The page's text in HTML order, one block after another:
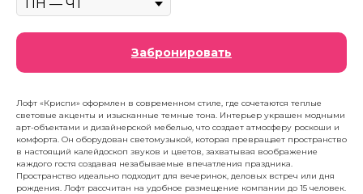
Забронировать
Лофт «Криспи» оформлен в современном стиле, где сочетаются теплые
световые акценты и изысканные темные тона. Интерьер украшен модными
арт-объектами и дизайнерской мебелью, что создает атмосферу роскоши и
комфорта. Он оборудован светомузыкой, которая превращает пространство
в настоящий калейдоскоп звуков и цветов, захватывая воображение
каждого гостя создавая незабываемые впечатления праздника.
Пространство идеально подходит для вечеринок, деловых встреч или дня
рождения. Лофт рассчитан на удобное размещение компании до 15 человек.